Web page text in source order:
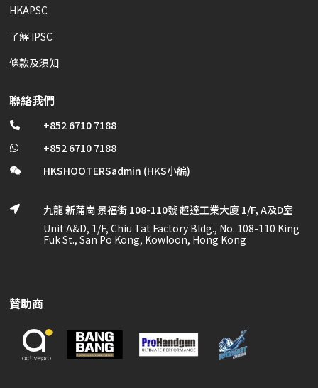
HKAPSC
了解 IPSC
條款及須知
聯絡我們
 +852 6710 7188
 +852 6710 7188
 HKSHOOTERSadmin (HKS小編)

九龍 新蒲崗 景福街 108-110號 超達工業大廈 1/F, A及D室
Unit A&D, 1/F, Chiu Tat Factory Bldg., No. 108-110 King
Fuk St., San Po Kong, Kowloon, Hong Kong
贊助商